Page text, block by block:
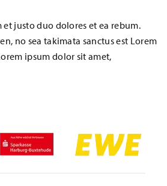
et justo duo dolores et ea rebum.
no sea takimata sanctus est Lorem
ipsum dolor sit amet,